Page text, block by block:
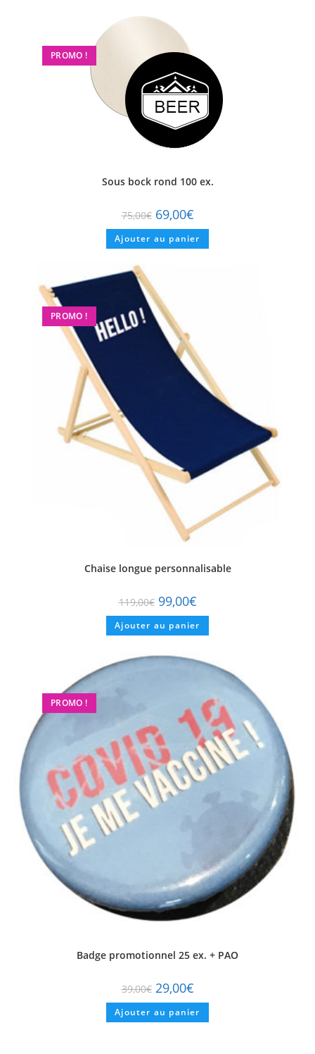
PROMO !
Sous bock rond 100 ex.
75,00€ 69,00€
Ajouter au panier
PROMO !
Chaise longue personnalisable
119,00€ 99,00€
Ajouter au panier
PROMO !
Badge promotionnel 25 ex. + PAO
39,00€ 29,00€
Ajouter au panier